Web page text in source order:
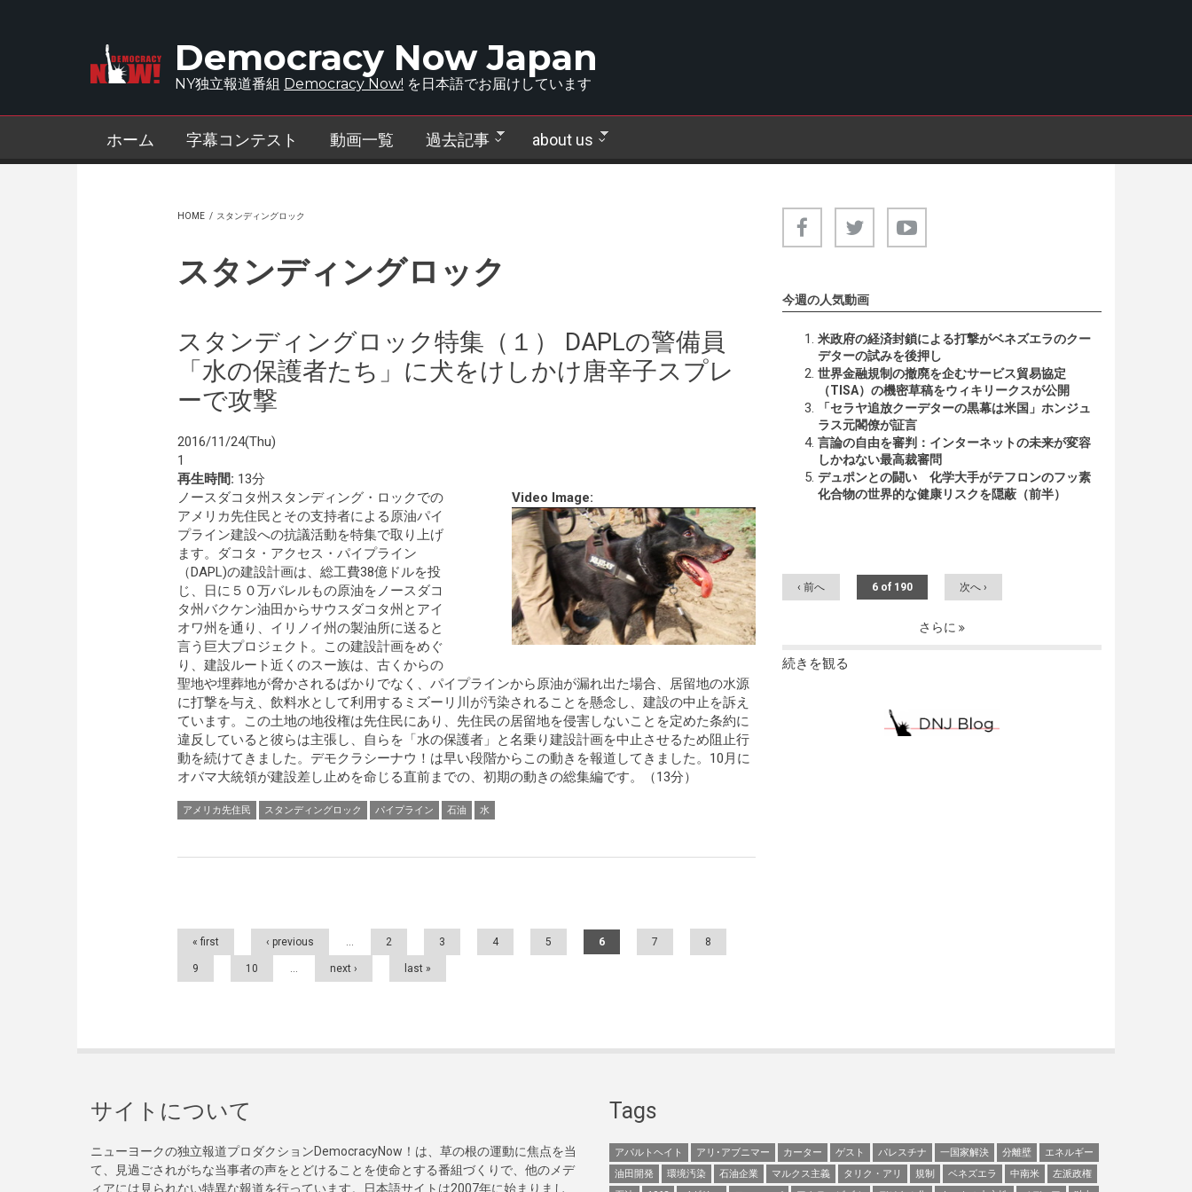
Democracy Now Japan
NY独立報道番組 Democracy Now! を日本語でお届けしています
ホーム 字幕コンテスト 動画一覧 過去記事 about us
HOME / スタンディングロック
スタンディングロック
スタンディングロック特集（１） DAPLの警備員
「水の保護者たち」に犬をけしかけ唐辛子スプレ
ーで攻撃
2016/11/24(Thu)
1
再生時間: 13分
Video Image:
ノースダコタ州スタンディング・ロックでの
アメリカ先住民とその支持者による原油パイ
プライン建設への抗議活動を特集で取り上げ
ます。ダコタ・アクセス・パイプライン
（DAPL)の建設計画は、総工費38億ドルを投
じ、日に５０万バレルもの原油をノースダコ
タ州バクケン油田からサウスダコタ州とアイ
オワ州を通り、イリノイ州の製油所に送ると
言う巨大プロジェクト。この建設計画をめぐ
り、建設ルート近くのスー族は、古くからの
聖地や埋葬地が脅かされるばかりでなく、パイプラインから原油が漏れ出た場合、居留地の水源
に打撃を与え、飲料水として利用するミズーリ川が汚染されることを懸念し、建設の中止を訴え
ています。この土地の地役権は先住民にあり、先住民の居留地を侵害しないことを定めた条約に
違反していると彼らは主張し、自らを「水の保護者」と名乗り建設計画を中止させるため阻止行
動を続けてきました。デモクラシーナウ！は早い段階からこの動きを報道してきました。10月に
オバマ大統領が建設差し止めを命じる直前までの、初期の動きの総集編です。（13分）
アメリカ先住民 スタンディングロック パイプライン 石油 水
Pages
« first ‹ previous … 2 3 4 5 6 7 8
9 10 … next › last »
今週の人気動画
米政府の経済封鎖による打撃がベネズエラのクー
デターの試みを後押し
世界金融規制の撤廃を企むサービス貿易協定
（TISA）の機密草稿をウィキリークスが公開
「セラヤ追放クーデターの黒幕は米国」ホンジュ
ラス元閣僚が証言
言論の自由を審判：インターネットの未来が変容
しかねない最高裁審問
デュポンとの闘い 化学大手がテフロンのフッ素
化合物の世界的な健康リスクを隠蔽（前半）
‹ 前へ 6 of 190 次へ ›
さらに
続きを観る
サイトについて
ニューヨークの独立報道プロダクションDemocracyNow！は、草の根の運動に焦点を当
て、見過ごされがちな当事者の声をとどけることを使命とする番組づくりで、他のメデ
ィアには見られない特異な報道を行っています。日本語サイトは2007年に始まりまし
Tags
アパルトヘイト アリ･アブニマー カーター ゲスト パレスチナ 一国家解決 分離壁
エネルギー
油田開発
環境汚染 石油企業 マルクス主義 タリク・アリ 規制 ベネズエラ 中南米
左派政権